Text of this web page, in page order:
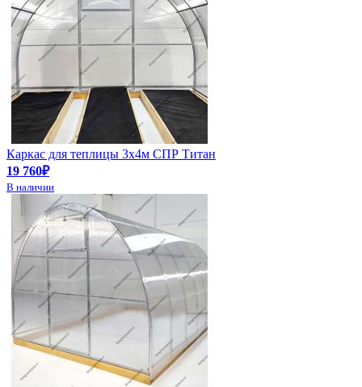
Каркас для теплицы 3х4м СПР Титан
19 760₽
В наличии